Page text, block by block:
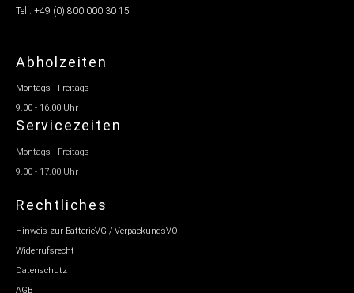
Tel.: +49 (0) 800 000 30 15
Abholzeiten
Montags - Freitags
9.00 - 16.00 Uhr
Servicezeiten
Montags - Freitags
9.00 - 17.00 Uhr
Rechtliches
Hinweis zur BatterieVG / VerpackungsVO
Widerrufsrecht
Datenschutz
AGB